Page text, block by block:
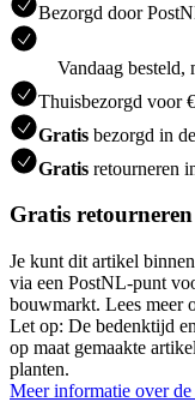
Bezorgd door
Vandaag besteld,
Thuisbezorgd voor
Gratis bezorgd in
Gratis retourneren
Gratis
Je kunt dit artikel
via een PostNL-punt
bouwmarkt. Lees meer
Let op: De bedenktijd
op maat gemaakte
planten.
Meer informatie over